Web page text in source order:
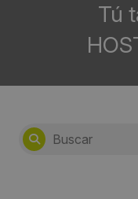
Tú